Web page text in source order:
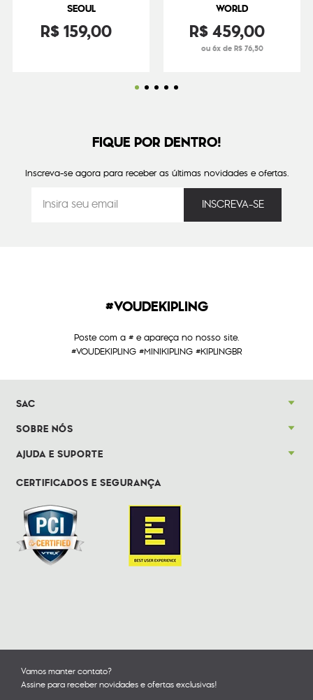
SEOUL
R$159,00
WORLD
R$459,00
ou 6x de R$ 76,50
FIQUE POR DENTRO!
Inscreva-se agora para receber as últimas novidades e ofertas.
#VOUDEKIPLING
Poste com a # e apareça no nosso site.
#VOUDEKIPLING #MINIKIPLING #KIPLINGBR
SAC
SOBRE NÓS
AJUDA E SUPORTE
CERTIFICADOS E SEGURANÇA
Vamos manter contato?
Assine para receber novidades e ofertas exclusivas!